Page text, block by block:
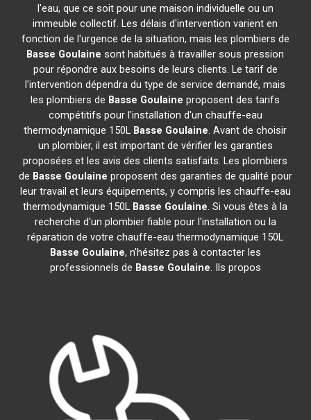
l'eau, que ce soit pour une maison individuelle ou un
immeuble collectif. Les délais d'intervention varient en
fonction de l'urgence de la situation, mais les plombiers de
Basse Goulaine sont habitués à travailler sous pression
pour répondre aux besoins de leurs clients. Le tarif de
l'intervention dépendra du type de service demandé, mais
les plombiers de Basse Goulaine proposent des tarifs
compétitifs pour l'installation d'un chauffe-eau
thermodynamique 150L Basse Goulaine. Avant de choisir
un plombier, il est important de vérifier les garanties
proposées et les avis des clients satisfaits. Les plombiers
de Basse Goulaine proposent des garanties de qualité pour
leur travail et leurs équipements, y compris les chauffe-eau
thermodynamique 150L Basse Goulaine. Si vous êtes à la
recherche d'un plombier fiable pour l'installation ou la
réparation de votre chauffe-eau thermodynamique 150L
Basse Goulaine, n'hésitez pas à contacter les
professionnels de Basse Goulaine. Ils propos